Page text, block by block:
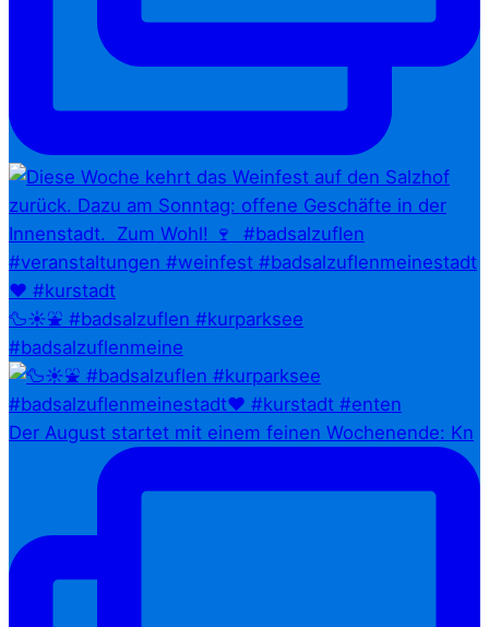
🦆☀️⛲ #badsalzuflen #kurparksee
#badsalzuflenmeine
Der August startet mit einem feinen Wochenende: Kn